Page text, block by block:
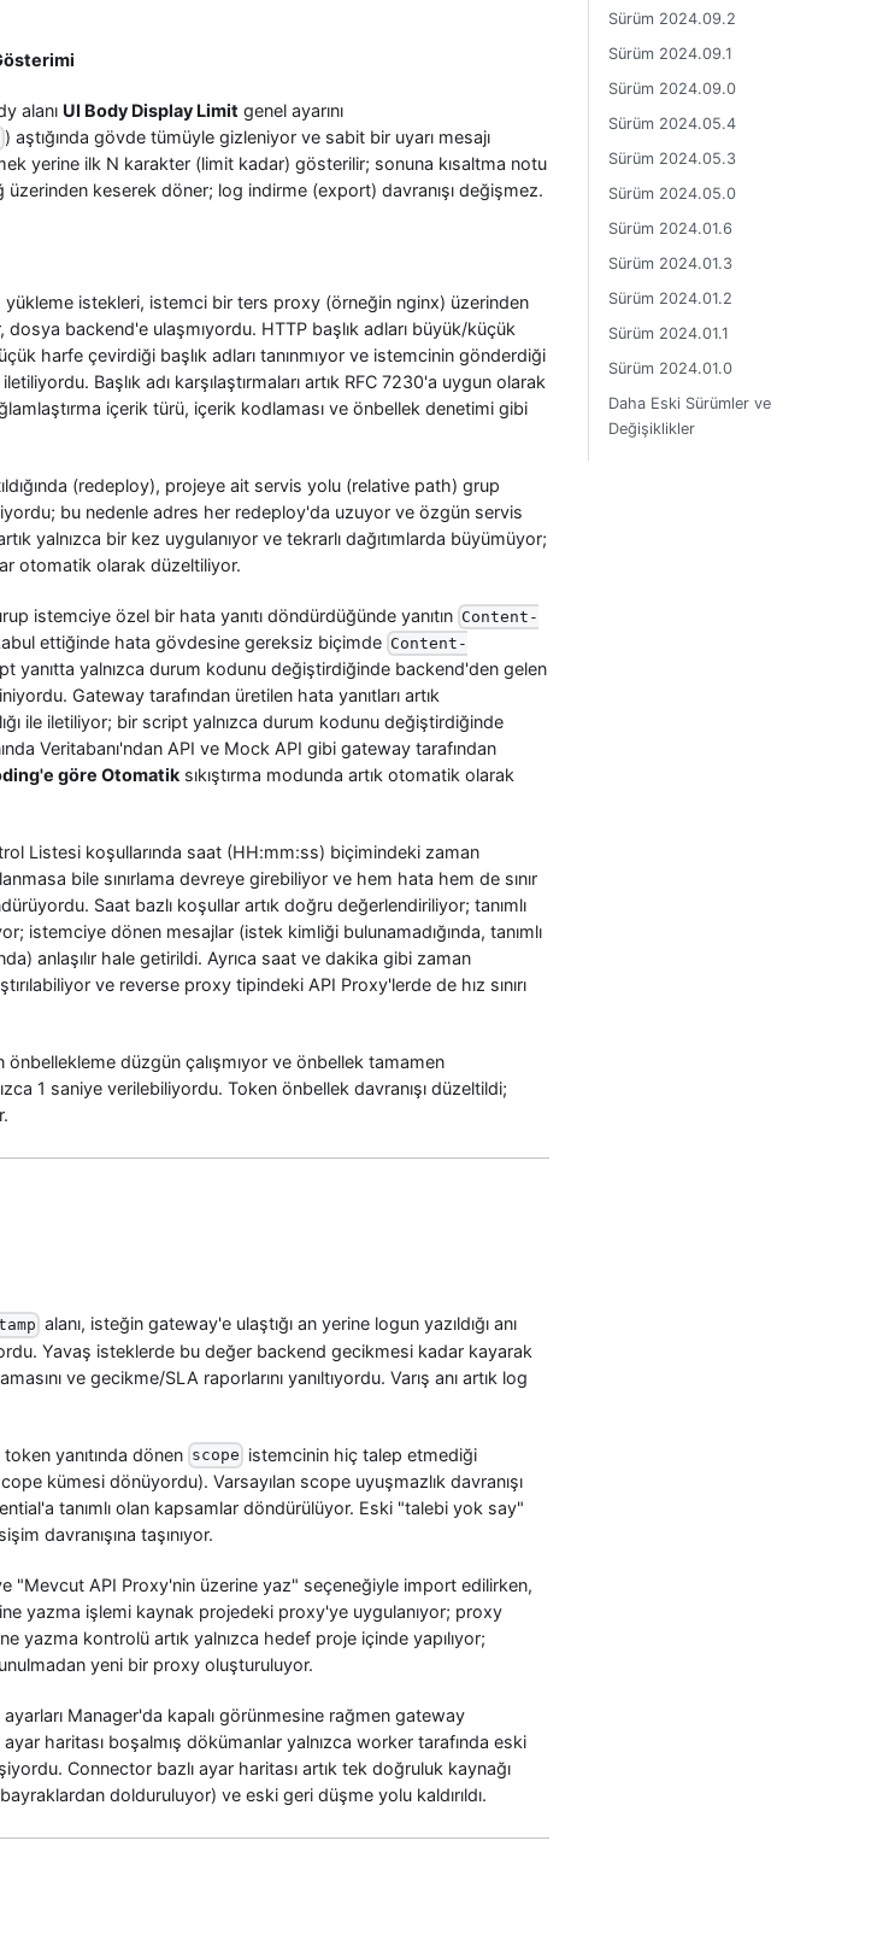
alanı UI Body Display Limit genel ayarını
) aştığında gövde tümüyle gizleniyor ve sabit bir uyarı mesajı
yerine ilk N karakter (limit kadar) gösterilir; sonuna kısaltma notu
üzerinden keserek döner; log indirme (export) davranışı değişmez.
istekleri, istemci bir ters proxy (örneğin nginx) üzerinden
dosya backend'e ulaşmıyordu. HTTP başlık adları büyük/küçük
harfe çevirdiği başlık adları tanınmıyor ve istemcinin gönderdiği
Başlık adı karşılaştırmaları artık RFC 7230'a uygun olarak
içerik türü, içerik kodlaması ve önbellek denetimi gibi
(redeploy), projeye ait servis yolu (relative path) grup
bu nedenle adres her redeploy'da uzuyor ve özgün servis
yalnızca bir kez uygulanıyor ve tekrarlı dağıtımlarda büyümüyor;
otomatik olarak düzeltiliyor.
istemciye özel bir hata yanıtı döndürdüğünde yanıtın Content-
ettiğinde hata gövdesine gereksiz biçimde Content-
yanıtta yalnızca durum kodunu değiştirdiğinde backend'den gelen
Gateway tarafından üretilen hata yanıtları artık
ile iletiliyor; bir script yalnızca durum kodunu değiştirdiğinde
Veritabanı'ndan API ve Mock API gibi gateway tarafından
göre Otomatik sıkıştırma modunda artık otomatik olarak
Listesi koşullarında saat (HH:mm:ss) biçimindeki zaman
bile sınırlama devreye girebiliyor ve hem hata hem de sınır
Saat bazlı koşullar artık doğru değerlendiriliyor; tanımlı
istemciye dönen mesajlar (istek kimliği bulunamadığında, tanımlı
anlaşılır hale getirildi. Ayrıca saat ve dakika gibi zaman
ve reverse proxy tipindeki API Proxy'lerde de hız sınırı
önbellekleme düzgün çalışmıyor ve önbellek tamamen
1 saniye verilebiliyordu. Token önbellek davranışı düzeltildi;
alanı, isteğin gateway'e ulaştığı an yerine logun yazıldığı anı
Yavaş isteklerde bu değer backend gecikmesi kadar kayarak
ve gecikme/SLA raporlarını yanıltıyordu. Varış anı artık log
yanıtında dönen scope istemcinin hiç talep etmediği
kümesi dönüyordu). Varsayılan scope uyuşmazlık davranışı
tanımlı olan kapsamlar döndürülüyor. Eski "talebi yok say"
davranışına taşınıyor.
"Mevcut API Proxy'nin üzerine yaz" seçeneğiyle import edilirken,
yazma işlemi kaynak projedeki proxy'ye uygulanıyor; proxy
yazma kontrolü artık yalnızca hedef proje içinde yapılıyor;
yeni bir proxy oluşturuluyor.
Manager'da kapalı görünmesine rağmen gateway
haritası boşalmış dökümanlar yalnızca worker tarafında eski
Connector bazlı ayar haritası artık tek doğruluk kaynağı
dolduruluyor) ve eski geri düşme yolu kaldırıldı.
Sürüm 2024.09.2
Sürüm 2024.09.1
Sürüm 2024.09.0
Sürüm 2024.05.4
Sürüm 2024.05.3
Sürüm 2024.05.0
Sürüm 2024.01.6
Sürüm 2024.01.3
Sürüm 2024.01.2
Sürüm 2024.01.1
Sürüm 2024.01.0
Daha Eski Sürümler ve
Değişiklikler